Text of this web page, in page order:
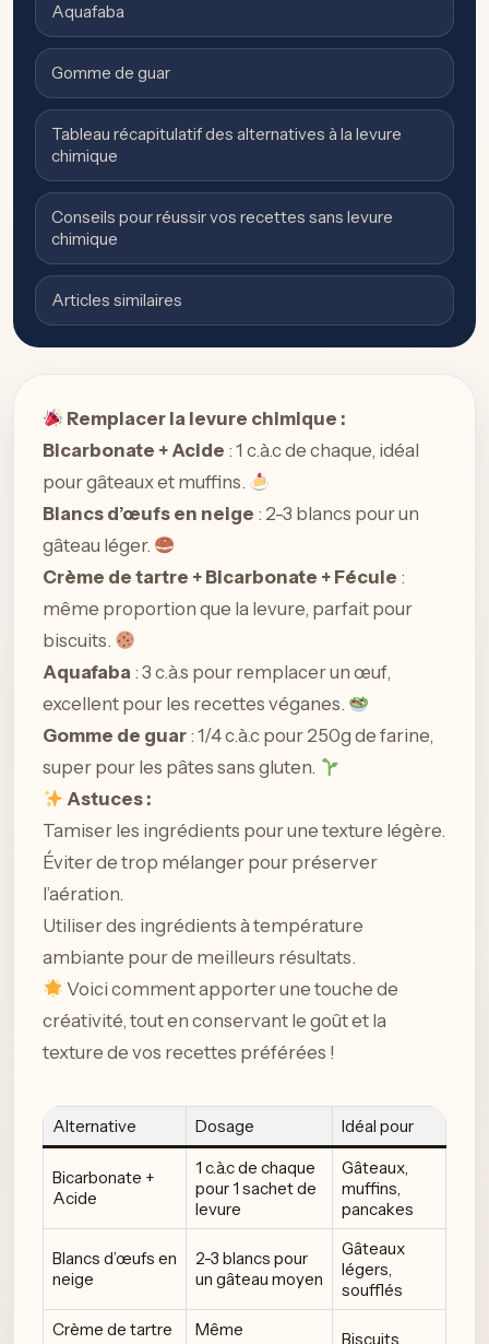
Aquafaba
Gomme de guar
Tableau récapitulatif des alternatives à la levure
chimique
Conseils pour réussir vos recettes sans levure
chimique
Articles similaires
Remplacer la levure chimique :
Bicarbonate + Acide : 1 c.à.c de chaque, idéal
pour gâteaux et muffins.
Blancs d’œufs en neige : 2-3 blancs pour un
gâteau léger.
Crème de tartre + Bicarbonate + Fécule :
même proportion que la levure, parfait pour
biscuits.
Aquafaba : 3 c.à.s pour remplacer un œuf,
excellent pour les recettes véganes.
Gomme de guar : 1/4 c.à.c pour 250g de farine,
super pour les pâtes sans gluten.
Astuces :
Tamiser les ingrédients pour une texture légère.
Éviter de trop mélanger pour préserver
l’aération.
Utiliser des ingrédients à température
ambiante pour de meilleurs résultats.
Voici comment apporter une touche de
créativité, tout en conservant le goût et la
texture de vos recettes préférées !
Alternative Dosage Idéal pour
Bicarbonate +
Acide
1 c.à.c de chaque
pour 1 sachet de
levure
Gâteaux,
muffins,
pancakes
Blancs d’œufs en
neige
2-3 blancs pour
un gâteau moyen
Gâteaux
légers,
soufflés
Crème de tartre
Même
Biscuits,